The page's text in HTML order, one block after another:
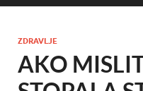
ZDRAVLJE
AKO